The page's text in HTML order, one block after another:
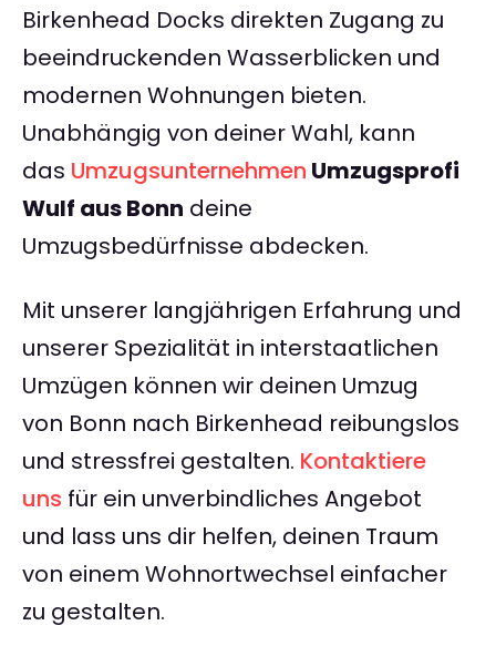
Birkenhead Docks direkten Zugang zu
beeindruckenden Wasserblicken und
modernen Wohnungen bieten.
Unabhängig von deiner Wahl, kann
das Umzugsunternehmen Umzugsprofi
Wulf aus Bonn deine
Umzugsbedürfnisse abdecken.
Mit unserer langjährigen Erfahrung und
unserer Spezialität in interstaatlichen
Umzügen können wir deinen Umzug
von Bonn nach Birkenhead reibungslos
und stressfrei gestalten. Kontaktiere
uns für ein unverbindliches Angebot
und lass uns dir helfen, deinen Traum
von einem Wohnortwechsel einfacher
zu gestalten.